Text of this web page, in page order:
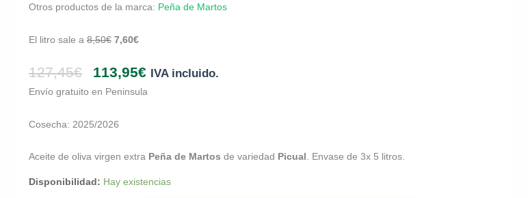
Otros productos de la marca: Peña de Martos
El litro sale a8,50€ 7,60€
127,45€ 113,95€ IVA incluido.
Envío gratuito en Peninsula
Cosecha: 2025/2026
Aceite de oliva virgen extra Peña de Martos de variedad Picual. Envase de 3x 5 litros.
Disponibilidad: Hay existencias